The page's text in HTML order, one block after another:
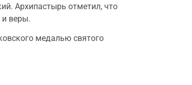
Архипастырь отметил, что
и веры.
медалью святого